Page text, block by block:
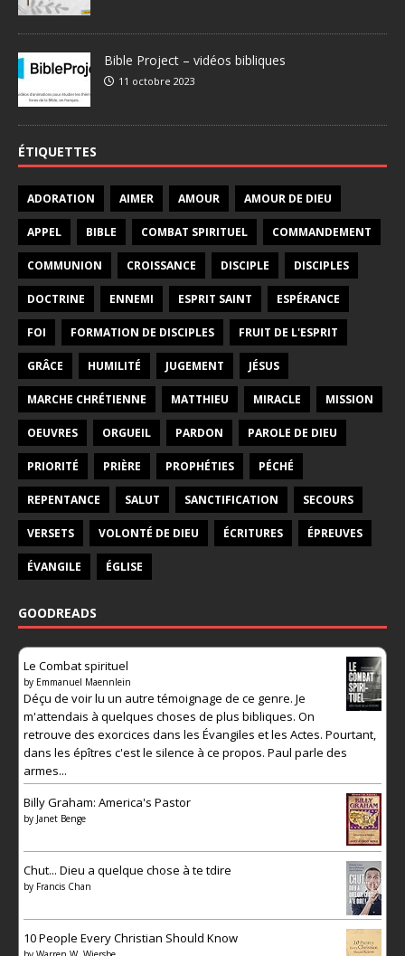
Bible Project – vidéos bibliques
11 octobre 2023
ÉTIQUETTES
ADORATION AIMER AMOUR AMOUR DE DIEU
APPEL BIBLE COMBAT SPIRITUEL COMMANDEMENT
COMMUNION CROISSANCE DISCIPLE DISCIPLES
DOCTRINE ENNEMI ESPRIT SAINT ESPÉRANCE
FOI FORMATION DE DISCIPLES FRUIT DE L'ESPRIT
GRÂCE HUMILITÉ JUGEMENT JÉSUS
MARCHE CHRÉTIENNE MATTHIEU MIRACLE MISSION
OEUVRES ORGUEIL PARDON PAROLE DE DIEU
PRIORITÉ PRIÈRE PROPHÉTIES PÉCHÉ
REPENTANCE SALUT SANCTIFICATION SECOURS
VERSETS VOLONTÉ DE DIEU ÉCRITURES ÉPREUVES
ÉVANGILE ÉGLISE
GOODREADS
Le Combat spirituel
by Emmanuel Maennlein
Déçu de voir lu un autre témoignage de ce genre. Je
m'attendais à quelques choses de plus bibliques. On
retrouve des exorcices dans les Évangiles et les Actes. Pourtant,
dans les épîtres c'est le silence à ce propos. Paul parle des
armes...
Billy Graham: America's Pastor
by Janet Benge
Chut... Dieu a quelque chose à te tdire
by Francis Chan
10 People Every Christian Should Know